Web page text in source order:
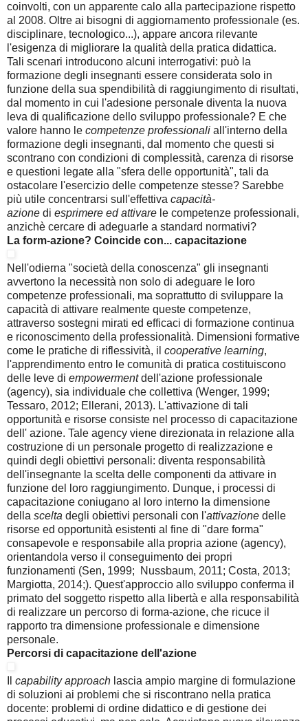
coinvolti, con un apparente calo alla partecipazione rispetto
al 2008. Oltre ai bisogni di aggiornamento professionale (es.
disciplinare, tecnologico...), appare ancora rilevante
l'esigenza di migliorare la qualità della pratica didattica.
Tali scenari introducono alcuni interrogativi: può la
formazione degli insegnanti essere considerata solo in
funzione della sua spendibilità di raggiungimento di risultati,
dal momento in cui l'adesione personale diventa la nuova
leva di qualificazione dello sviluppo professionale? E che
valore hanno le competenze professionali all'interno della
formazione degli insegnanti, dal momento che questi si
scontrano con condizioni di complessità, carenza di risorse
e questioni legate alla "sfera delle opportunità", tali da
ostacolare l'esercizio delle competenze stesse? Sarebbe
più utile concentrarsi sull'effettiva capacità-
azione di esprimere ed attivare le competenze professionali,
anzichè cercare di adeguarle a standard normativi?
La form-azione? Coincide con... capacitazione
Nell'odierna "società della conoscenza" gli insegnanti
avvertono la necessità non solo di adeguare le loro
competenze professionali, ma soprattutto di sviluppare la
capacità di attivare realmente queste competenze,
attraverso sostegni mirati ed efficaci di formazione continua
e riconoscimento della professionalità. Dimensioni formative
come le pratiche di riflessività, il cooperative learning,
l'apprendimento entro le comunità di pratica costituiscono
delle leve di empowermentdell'azione professionale
(agency), sia individuale che collettiva (Wenger, 1999;
Tessaro, 2012; Ellerani, 2013). L'attivazione di tali
opportunità e risorse consiste nel processo di capacitazione
dell' azione. Tale agency viene direzionata in relazione alla
costruzione di un personale progetto di realizzazione e
quindi degli obiettivi personali: diventa responsabilità
dell'insegnante la scelta delle componenti da attivare in
funzione del loro raggiungimento. Dunque, i processi di
capacitazione coniugano al loro interno la dimensione
della scelta degli obiettivi personali con l'attivazione delle
risorse ed opportunità esistenti al fine di "dare forma"
consapevole e responsabile alla propria azione (agency),
orientandola verso il conseguimento dei propri
funzionamenti (Sen, 1999; Nussbaum, 2011; Costa, 2013;
Margiotta, 2014;). Quest'approccio allo sviluppo conferma il
primato del soggetto rispetto alla libertà e alla responsabilità
di realizzare un percorso di forma-azione, che ricuce il
rapporto tra dimensione professionale e dimensione
personale.
Percorsi di capacitazione dell'azione
capability approach lascia ampio margine di formulazione
di soluzioni ai problemi che si riscontrano nella pratica
docente: problemi di ordine didattico e di gestione dei